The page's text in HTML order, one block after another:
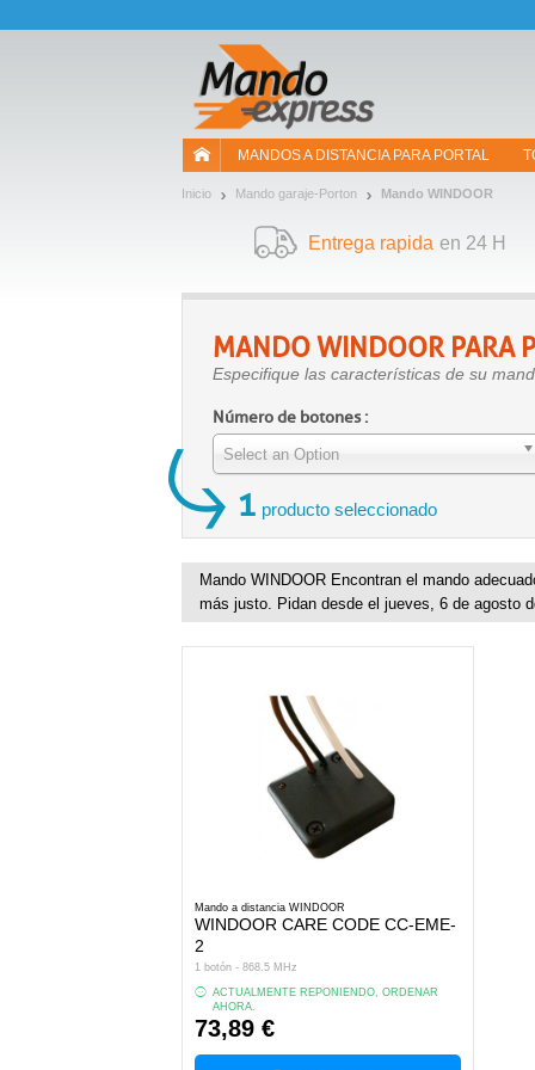
MANDOS A DISTANCIA PARA PORTAL
Inicio Mando garaje-Porton Mando WINDOOR
Entrega rapida en 24 H
MANDOWINDOORPARA
Especifique las características de su
Número de botones :
Select an Option
1 producto seleccionado
Mando WINDOOR Encontran el mando
más justo. Pidan desde el jueves, 6 de agosto
Mando a distancia WINDOOR
WINDOOR CARE CODE CC-EME-
2
1 botón - 868.5 MHz
ACTUALMENTE REPONIENDO, ORDENAR
AHORA.
73,89 €